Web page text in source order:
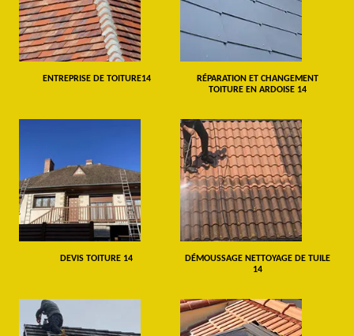
ENTREPRISE DE TOITURE14
RÉPARATION ET CHANGEMENT
TOITURE EN ARDOISE 14
DEVIS TOITURE 14
DÉMOUSSAGE NETTOYAGE DE TUILE
14